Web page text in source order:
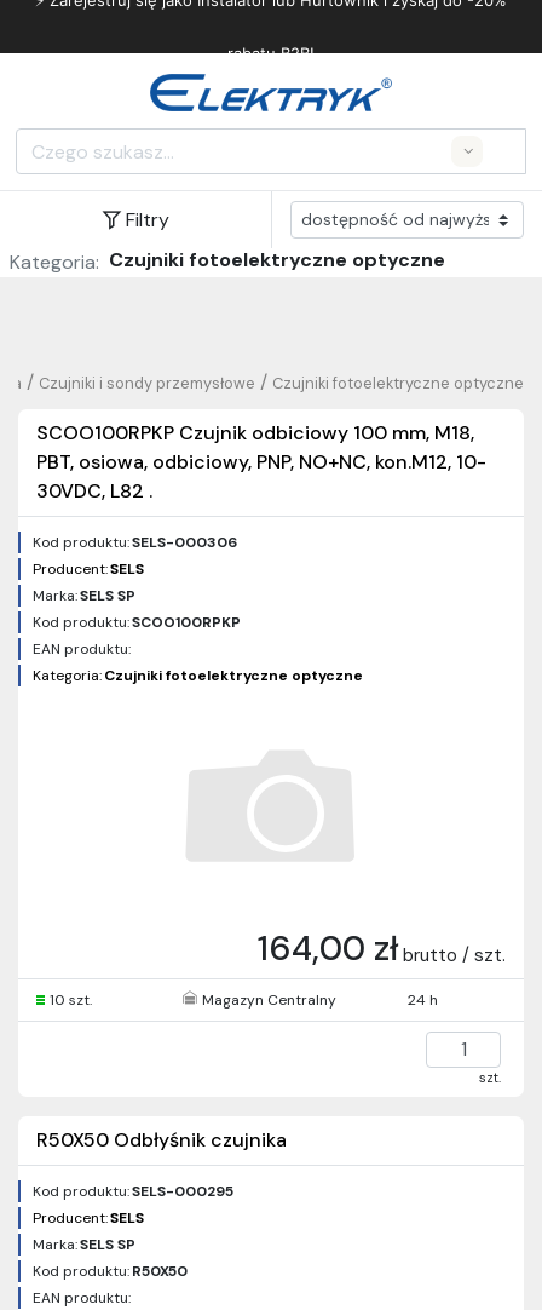
rabatu B2B!
Filtry
Kategoria: Czujniki fotoelektryczne optyczne
Czujniki fotoelektryczne optyczne
/
Czujniki i sondy przemysłowe
/
SCOO100RPKP Czujnik odbiciowy 100 mm, M18,
PBT, osiowa, odbiciowy, PNP, NO+NC, kon.M12, 10-
30VDC, L82 .
Kod produktu:SELS-000306
Producent:SELS
Marka:SELS SP
Kod produktu:SCOO100RPKP
EAN produktu:
Kategoria:Czujniki fotoelektryczne optyczne
164,00 zł brutto / szt.
10 szt. Magazyn Centralny 24 h
szt.
R50X50 Odbłyśnik czujnika
Kod produktu:SELS-000295
Producent:SELS
Marka:SELS SP
Kod produktu:R50X50
EAN produktu: